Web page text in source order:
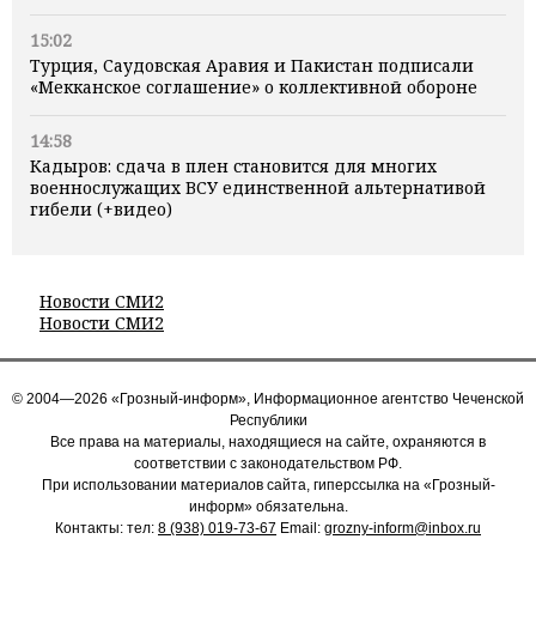
15:02
Турция, Саудовская Аравия и Пакистан подписали
«Мекканское соглашение» о коллективной обороне
14:58
Кадыров: сдача в плен становится для многих
военнослужащих ВСУ единственной альтернативой
гибели (+видео)
Новости СМИ2
Новости СМИ2
© 2004—2026 «Грозный-информ», Информационное агентство Чеченской
Республики
Все права на материалы, находящиеся на сайте, охраняются в
соответствии с законодательством РФ.
При использовании материалов сайта, гиперссылка на «Грозный-
информ» обязательна.
Контакты: тел: 8 (938) 019-73-67 Email: grozny-inform@inbox.ru